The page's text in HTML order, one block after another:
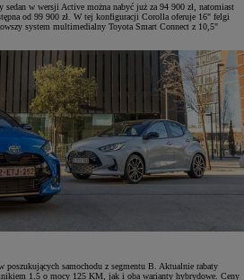
sedan w wersji Active można nabyć już za 94 900 zł, natomiast
od 99 900 zł. W tej konfiguracji Corolla oferuje 16" felgi
system multimedialny Toyota Smart Connect z 10,5"
samochodu z segmentu B. Aktualnie rabaty
1.5 o mocy 125 KM, jak i oba warianty hybrydowe. Ceny